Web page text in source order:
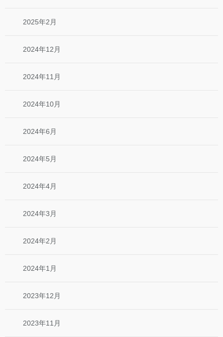
2025年2月
2024年12月
2024年11月
2024年10月
2024年6月
2024年5月
2024年4月
2024年3月
2024年2月
2024年1月
2023年12月
2023年11月